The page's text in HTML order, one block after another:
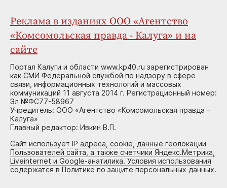
Реклама в изданиях ООО «Агентство
«Комсомольская правда - Калуга» и на
сайте
Портал Калуги и области www.kp40.ru зарегистрирован
как СМИ Федеральной службой по надзору в сфере
связи, информационных технологий и массовых
коммуникаций 11 августа 2014 г. Регистрационный номер:
Эл №ФС77-58967
Учредитель: ООО «Агентство «Комсомольская правда –
Калуга»
Главный редактор: Ивкин В.П.
Сайт использует IP адреса, cookie, данные геолокации
Пользователей сайта, а также счетчики Яндекс.Метрика,
Liveinternet и Google-анатилика. Условия использования
содержатся в Политике по защите персональных данных.